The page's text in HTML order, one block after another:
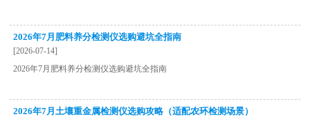
2026年7月肥料养分检测仪选购避坑全指南
[2026-07-14]
2026年7月肥料养分检测仪选购避坑全指南
2026年7月土壤重金属检测仪选购攻略（适配农环检测场景）